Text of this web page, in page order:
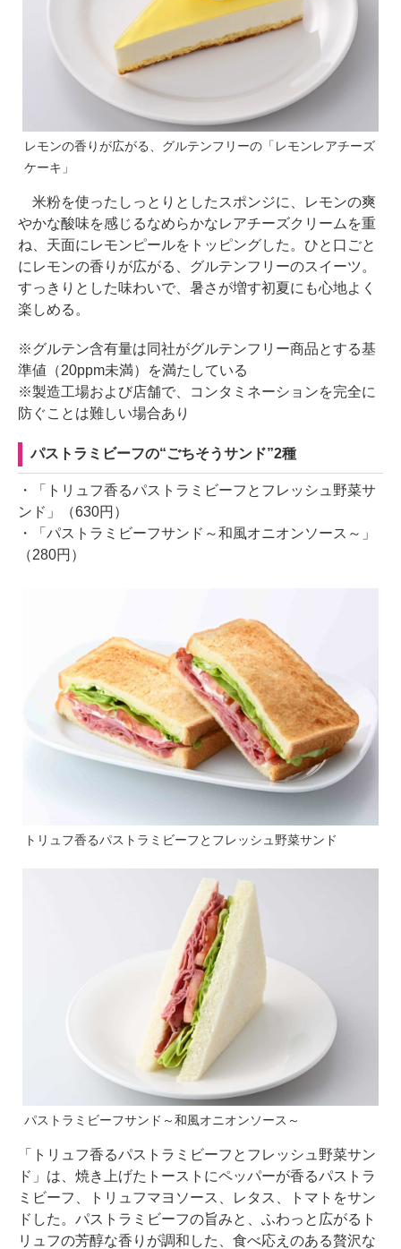
レモンの香りが広がる、グルテンフリーの「レモンレアチーズ
ケーキ」
米粉を使ったしっとりとしたスポンジに、レモンの爽
やかな酸味を感じるなめらかなレアチーズクリームを重
ね、天面にレモンピールをトッピングした。ひと口ごと
にレモンの香りが広がる、グルテンフリーのスイーツ。
すっきりとした味わいで、暑さが増す初夏にも心地よく
楽しめる。
※グルテン含有量は同社がグルテンフリー商品とする基
準値（20ppm未満）を満たしている
※製造工場および店舗で、コンタミネーションを完全に
防ぐことは難しい場合あり
パストラミビーフの“ごちそうサンド”2種
・「トリュフ香るパストラミビーフとフレッシュ野菜サ
ンド」（630円）
・「パストラミビーフサンド～和風オニオンソース～」
（280円）
トリュフ香るパストラミビーフとフレッシュ野菜サンド
パストラミビーフサンド～和風オニオンソース～
「トリュフ香るパストラミビーフとフレッシュ野菜サン
ド」は、焼き上げたトーストにペッパーが香るパストラ
ミビーフ、トリュフマヨソース、レタス、トマトをサン
ドした。パストラミビーフの旨みと、ふわっと広がるト
リュフの芳醇な香りが調和した、食べ応えのある贅沢な